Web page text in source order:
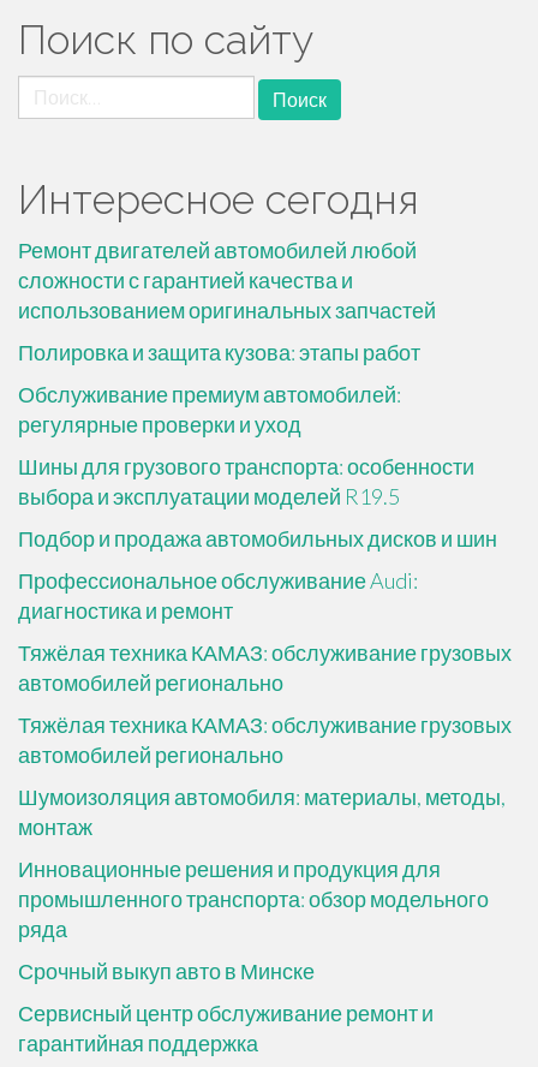
Поиск по сайту
Найти:
Интересное сегодня
Ремонт двигателей автомобилей любой
сложности с гарантией качества и
использованием оригинальных запчастей
Полировка и защита кузова: этапы работ
Обслуживание премиум автомобилей:
регулярные проверки и уход
Шины для грузового транспорта: особенности
выбора и эксплуатации моделей R19.5
Подбор и продажа автомобильных дисков и шин
Профессиональное обслуживание Audi:
диагностика и ремонт
Тяжёлая техника КАМАЗ: обслуживание грузовых
автомобилей регионально
Тяжёлая техника КАМАЗ: обслуживание грузовых
автомобилей регионально
Шумоизоляция автомобиля: материалы, методы,
монтаж
Инновационные решения и продукция для
промышленного транспорта: обзор модельного
ряда
Срочный выкуп авто в Минске
Сервисный центр обслуживание ремонт и
гарантийная поддержка